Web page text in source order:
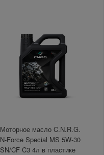
Моторное масло C.N.R.G.
N-Force Special MS 5W-30
SN/CF C3 4л в пластике